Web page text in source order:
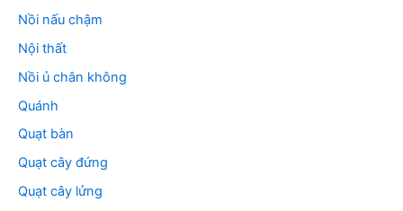
Nồi nấu chậm
Nội thất
Nồi ủ chân không
Quánh
Quạt bàn
Quạt cây đứng
Quạt cây lửng